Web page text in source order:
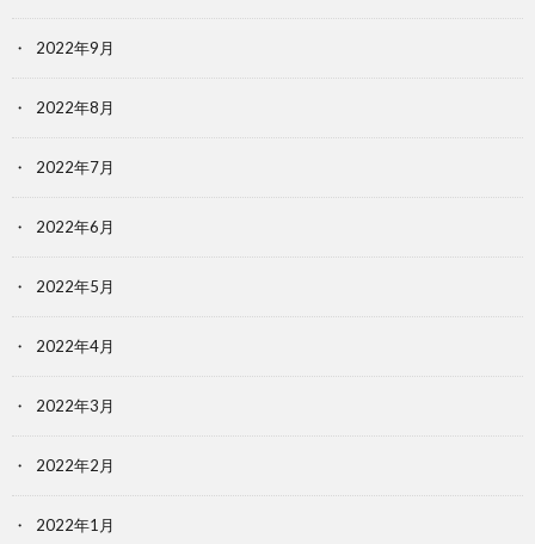
2022年9月
2022年8月
2022年7月
2022年6月
2022年5月
2022年4月
2022年3月
2022年2月
2022年1月